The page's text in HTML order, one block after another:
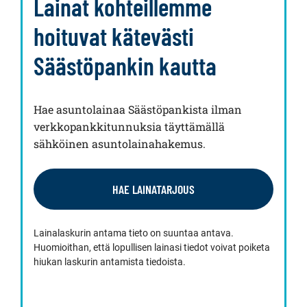
Lainat kohteillemme
hoituvat kätevästi
Säästöpankin kautta
Hae asuntolainaa Säästöpankista ilman
verkkopankkitunnuksia täyttämällä
sähköinen asuntolainahakemus.
HAE LAINATARJOUS
Lainalaskurin antama tieto on suuntaa antava.
Huomioithan, että lopullisen lainasi tiedot voivat poiketa
hiukan laskurin antamista tiedoista.